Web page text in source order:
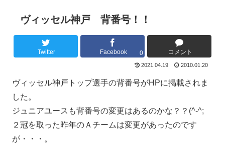
ヴィッセル神戸 背番号！！
Twitter Facebook 0 コメント
2021.04.19 2010.01.20
ヴィッセル神戸トップ選手の背番号がHPに掲載されま
した。
ジュニアユースも背番号の変更はあるのかな？？(^-^;
２冠を取った昨年のＡチームは変更があったのです
が・・・。